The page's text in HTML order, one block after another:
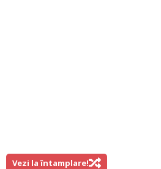
Vezi la întamplare!